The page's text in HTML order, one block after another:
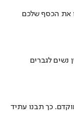
את הכסף שלכם
נשים לגברים
כך תבנו עתיד